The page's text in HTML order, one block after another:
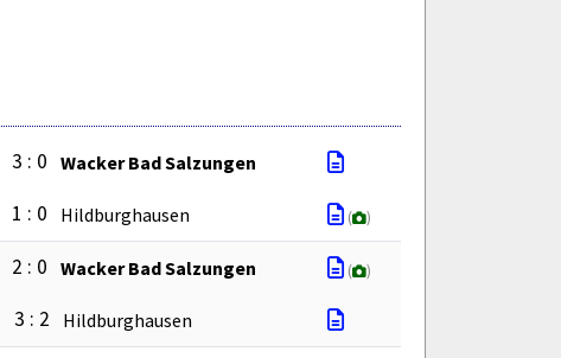
3 : 0 Wacker Bad Salzungen
1 : 0 Hildburghausen ( )
2 : 0 Wacker Bad Salzungen ( )
3 : 2 Hildburghausen